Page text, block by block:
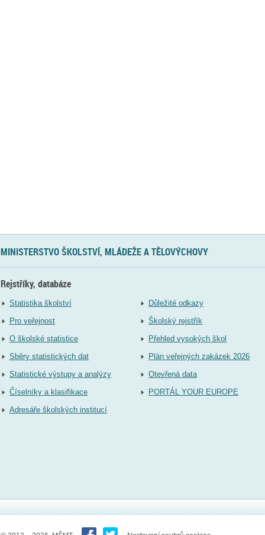
MINISTERSTVO ŠKOLSTVÍ, MLÁDEŽE A TĚLOVÝCHOVY
Rejstříky, databáze
Statistika školství
Pro veřejnost
O školské statistice
Sběry statistických dat
Statistické výstupy a analýzy
Číselníky a klasifikace
Adresáře školských institucí
Důležité odkazy
Školský rejstřík
Přehled vysokých škol
Plán veřejných zakázek 2026
Otevřená data
PORTÁL YOUR EUROPE